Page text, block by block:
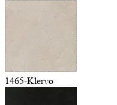
1465-Klervo